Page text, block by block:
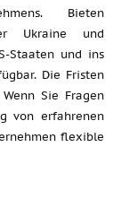
Bieten
Ukraine und
Staaten und ins
Die Fristen
Sie Fragen
von erfahrenen
flexible